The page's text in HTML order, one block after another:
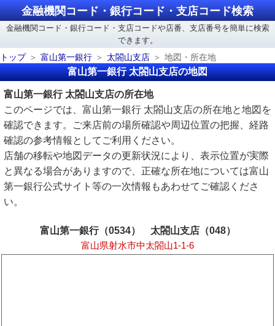
金融機関コード・銀行コード・支店コード検索
金融機関コード・銀行コード・支店コードや店番、支店番号を簡単に検索
できます。
トップ
富山第一銀行 太閤山支店 地図・所在地
富山第一銀行 太閤山支店の地図
富山第一銀行 太閤山支店の所在地
このページでは、富山第一銀行 太閤山支店の所在地と地図を
確認できます。ご来店前の場所確認や周辺位置の把握、経路
確認の参考情報としてご利用ください。
店舗の移転や地図データの更新状況により、表示位置が実際
と異なる場合がありますので、正確な所在地については富山
第一銀行公式サイト等の一次情報もあわせてご確認くださ
い。
富山第一銀行（0534） 太閤山支店（048）
富山県射水市中太閤山1-1-6